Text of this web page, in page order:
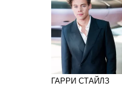
ГАРРИ СТАЙЛЗ